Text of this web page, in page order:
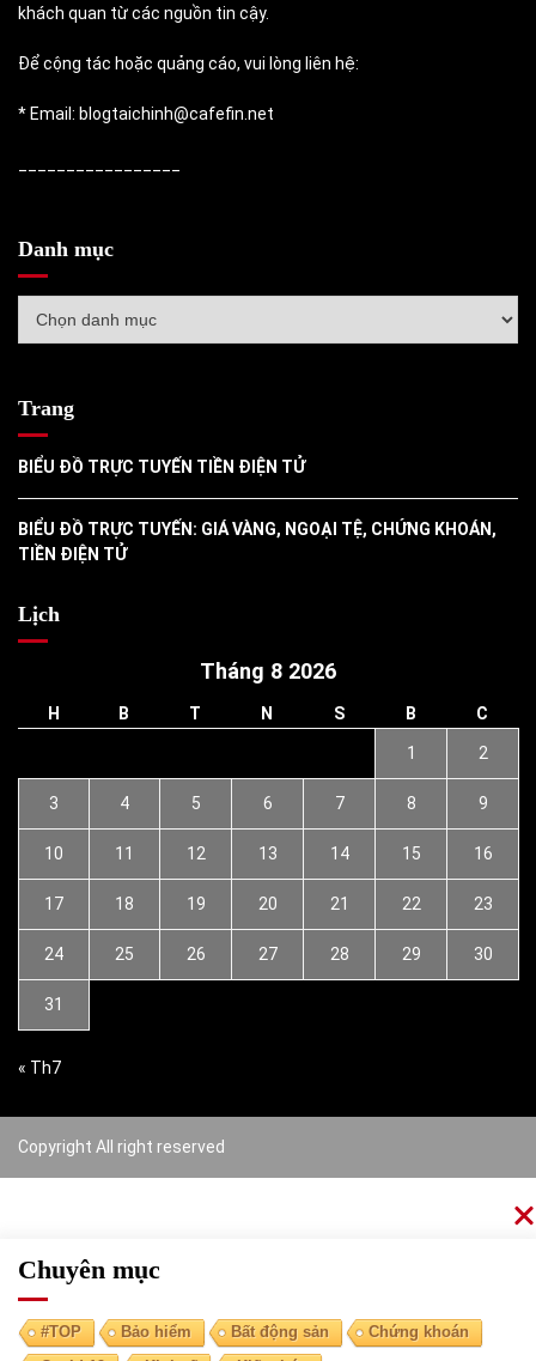
khách quan từ các nguồn tin cậy.
Để cộng tác hoặc quảng cáo, vui lòng liên hệ:
* Email: blogtaichinh@cafefin.net
Danh mục
mục
Trang
BIỂU ĐỒ TRỰC TUYẾN TIỀN ĐIỆN TỬ
BIỂU ĐỒ TRỰC TUYẾN: GIÁ VÀNG, NGOẠI TỆ, CHỨNG KHOÁN,
TIỀN ĐIỆN TỬ
Lịch
Tháng 8 2026
H B T N S B C
1 2
3 4 5 6 7 8 9
10 11 12 13 14 15 16
17 18 19 20 21 22 23
24 25 26 27 28 29 30
31
« Th7
Copyright All right reserved
Chuyên mục
#TOP Bảo hiểm Bất động sản
Chứng khoán